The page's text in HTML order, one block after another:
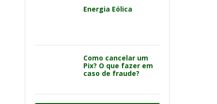
Energia Eólica
Como cancelar um
Pix? O que fazer em
caso de fraude?